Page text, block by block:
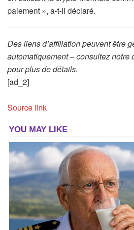
paiement », a-t-il déclaré.
Des liens d’affiliation peuvent être
automatiquement – consultez notre
pour plus de détails.
[ad_2]
Source link